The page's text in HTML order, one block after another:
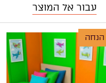
עבור אל המוצר